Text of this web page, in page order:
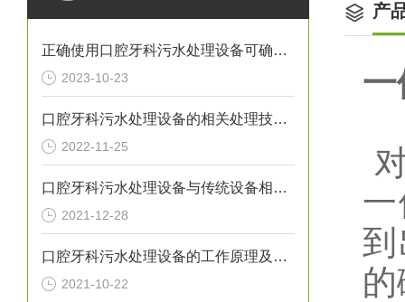
正确使用口腔牙科污水处理设备可确保处理效果
2023-10-23
口腔牙科污水处理设备的相关处理技术介绍
2022-11-25
口腔牙科污水处理设备与传统设备相比的优势介绍
2021-12-28
口腔牙科污水处理设备的工作原理及出故障时需采取的措施介绍
2021-10-22
产